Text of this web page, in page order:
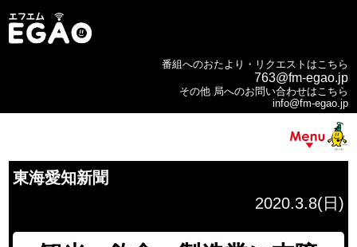
番組へのおたより・リクエストはこちら
763@fm-egao.jp
その他 局へのお問い合わせはこちら
info@fm-egao.jp
東海愛知新聞
2020.3.8(日)